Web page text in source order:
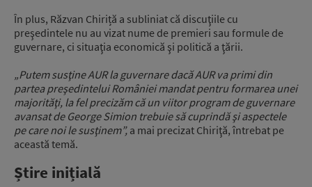
În plus, Răzvan Chiriță a subliniat că discuţiile cu
preşedintele nu au vizat nume de premieri sau formule de
guvernare, ci situaţia economică şi politică a ţării.
„Putem susţine AUR la guvernare dacă AUR va primi din
partea preşedintelui României mandat pentru formarea unei
majorităţi, la fel precizăm că un viitor program de guvernare
avansat de George Simion trebuie să cuprindă şi aspectele
pe care noi le susţinem”, a mai precizat Chiriţă, întrebat pe
această temă.
Știre inițială